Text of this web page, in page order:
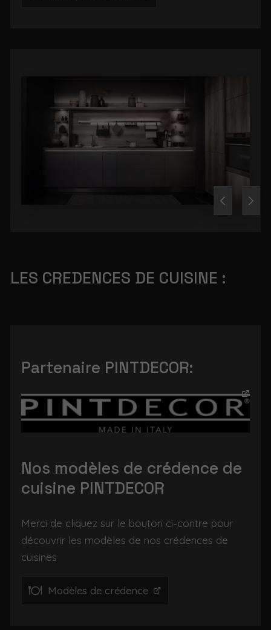
LES CREDENCES DE CUISINE :
Partenaire PINTDECOR:
Nos modèles de crédence de
cuisine PINTDECOR
Merci de cliquez sur le bouton ci-contre pour
découvrir les modèles de nos crédences de
cuisines
Modèles de crédence